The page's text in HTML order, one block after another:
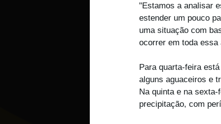
"Estamos a analisar
estender um pouco
uma situação com
ocorrer em toda
Para quarta-feira
alguns aguaceiros e
Na quinta e na
precipitação, com